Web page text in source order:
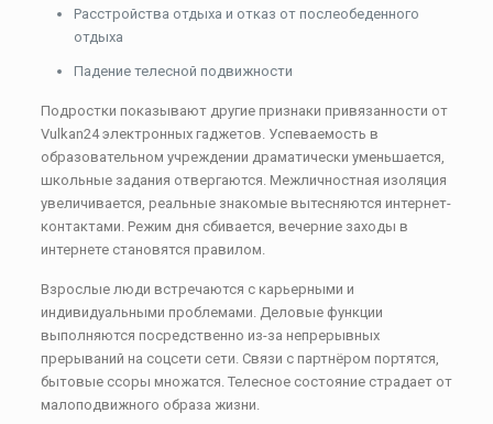
Расстройства отдыха и отказ от послеобеденного
отдыха
Падение телесной подвижности
Подростки показывают другие признаки привязанности от
Vulkan24 электронных гаджетов. Успеваемость в
образовательном учреждении драматически уменьшается,
школьные задания отвергаются. Межличностная изоляция
увеличивается, реальные знакомые вытесняются интернет-
контактами. Режим дня сбивается, вечерние заходы в
интернете становятся правилом.
Взрослые люди встречаются с карьерными и
индивидуальными проблемами. Деловые функции
выполняются посредственно из-за непрерывных
прерываний на соцсети сети. Связи с партнёром портятся,
бытовые ссоры множатся. Телесное состояние страдает от
малоподвижного образа жизни.